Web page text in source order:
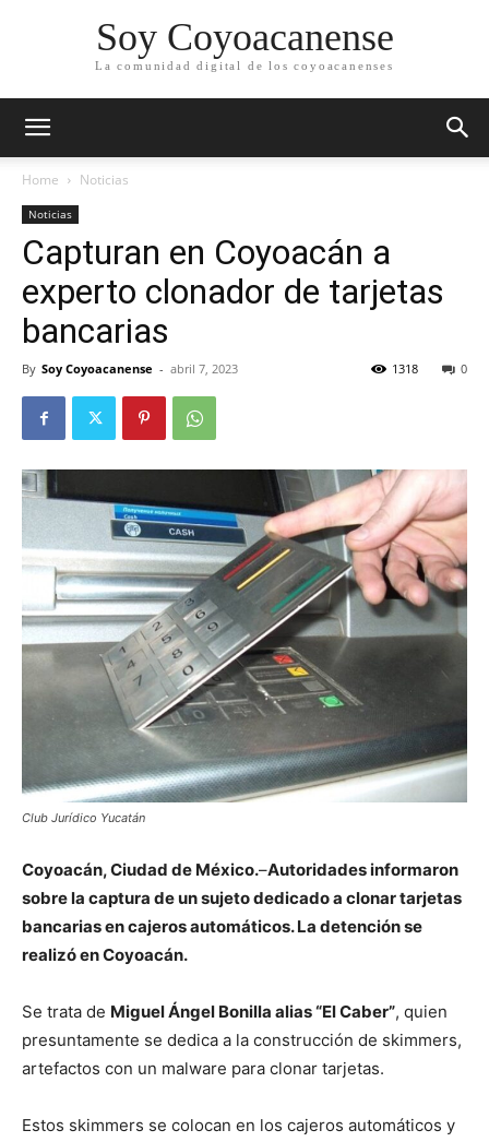
Soy Coyoacanense
La comunidad digital de los coyoacanenses
Home Noticias
Noticias
Capturan en Coyoacán a
experto clonador de tarjetas
bancarias
By Soy Coyoacanense - abril 7, 2023 0
1318
Club Jurídico Yucatán
Coyoacán, Ciudad de México.–Autoridades informaron
sobre la captura de un sujeto dedicado a clonar tarjetas
bancarias en cajeros automáticos. La detención se
realizó en Coyoacán.
Se trata de Miguel Ángel Bonilla alias “El Caber”, quien
presuntamente se dedica a la construcción de skimmers,
artefactos con un malware para clonar tarjetas.
Estos skimmers se colocan en los cajeros automáticos y